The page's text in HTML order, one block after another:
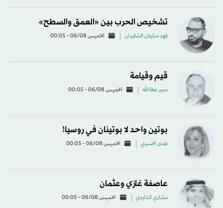
تشخيص الحرب بين «العمق والسطح»
فهد سليمان الشقيران الخميس 06/08 - 00:05
قيم وقيامة
سمير عطا الله الخميس 06/08 - 00:05
بوتين واحد لا بوتينان في روسيا!
هدى الحسيني الخميس 06/08 - 00:05
عاصفة غازي وعثمان
مشاري الذايدي الخميس 06/08 - 00:05